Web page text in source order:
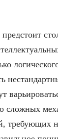
сложных
требующих